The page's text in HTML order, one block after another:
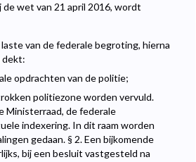
wet van 21 april 2016, wordt
van de federale begroting, hierna
dekt:
opdrachten van de politie;
politiezone worden vervuld.
Ministerraad, de federale
indexering. In dit raam worden
gedaan. § 2. Een bijkomende
bij een besluit vastgesteld na